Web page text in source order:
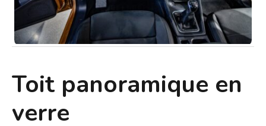
Toit panoramique en
verre